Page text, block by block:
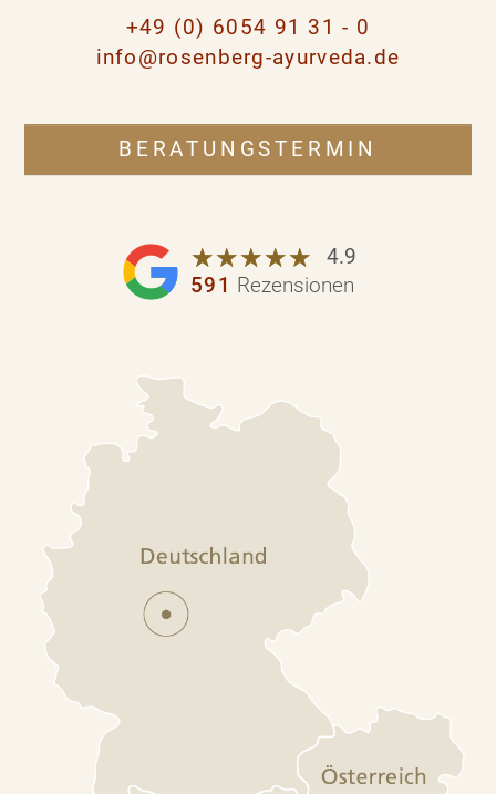
+49 (0) 6054 91 31 - 0
info@rosenberg-ayurveda.de
BERATUNGSTERMIN
☆☆☆☆☆
★★★★★
4.9
591 Rezensionen